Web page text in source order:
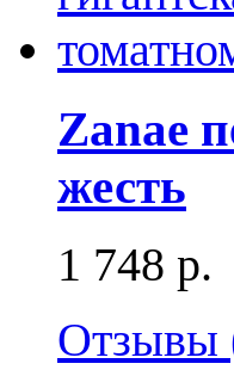
Zanae
жесть
1 748 р.
Отзывы